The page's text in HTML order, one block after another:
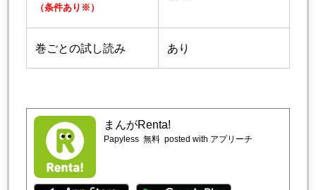
（条件あり※）
巻ごとの試し読み あり
まんがRenta!
Papyless 無料 posted with アプリーチ